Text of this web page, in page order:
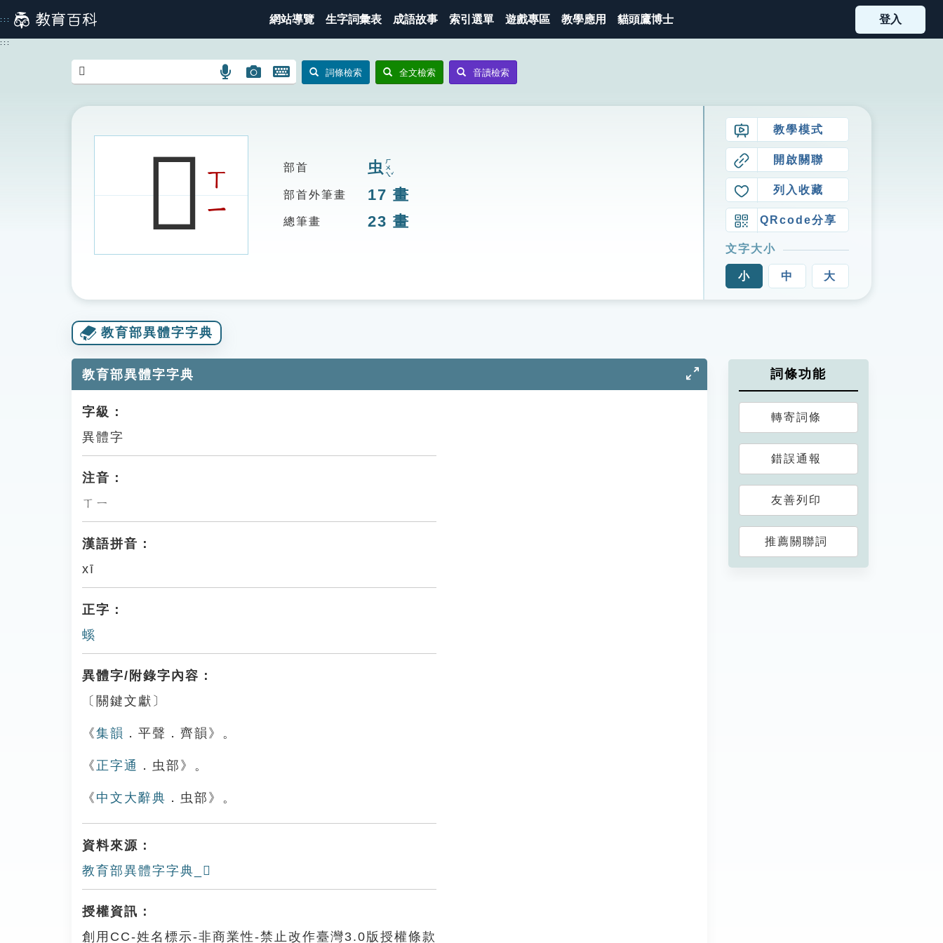
到
主
::: 網站導覽 生字詞彙表 成語故事 索引選單 遊戲專區 教學應用 貓頭鷹博士 登入
:::
語
搜
圖
圖
搜
開
鍵
詞條檢索 全文檢索 音讀檢索
𧕉ㄒ
ㄧ
部首 虫ㄏㄨㄟˇ
部首外筆畫 17 畫
總筆畫 23 畫
教學模式
開啟關聯
列入收藏
QRcode分享
文字大小
小 中 大
教育部異體字字典
教育部異體字字典
字級：
異體字
注音：
ㄒㄧ
漢語拼音：
xī
正字：
螇
異體字/附錄字內容：
〔關鍵文獻〕
《集韻 ．平聲．齊韻》。
《 正字通 ．虫部》。
《 中文大辭典 ．虫部》。
資料來源：
教育部異體字字典_𧕉
授權資訊：
創用CC-姓名標示-非商業性-禁止改作臺灣3.0版授權條款
詞條功能
轉寄詞條
錯誤通報
友善列印
推薦關聯詞